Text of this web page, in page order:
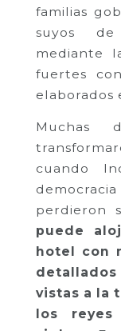
familias
suyos
mediante
fuertes
elaborados
Muchas
cuando
perdieron
puede
hotel con
vistas a la
los